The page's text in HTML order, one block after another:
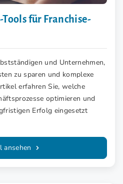
für Franchise-
und Unternehmen,
zu sparen und komplexe
erfahren Sie, welche
optimieren und
Erfolg eingesetzt
ansehen